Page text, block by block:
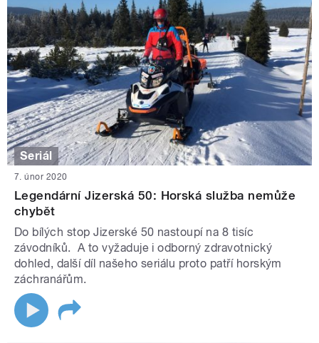
Seriál
7. únor 2020
Legendární Jizerská 50: Horská služba nemůže
chybět
Do bílých stop Jizerské 50 nastoupí na 8 tisíc
závodníků. A to vyžaduje i odborný zdravotnický
dohled, další díl našeho seriálu proto patří horským
záchranářům.